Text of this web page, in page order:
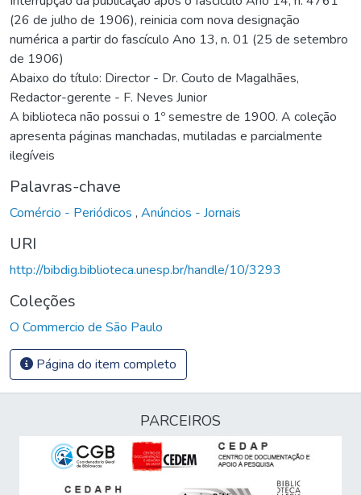
(26 de julho de 1906), reinicia com nova designação
numérica a partir do fascículo Ano 13, n. 01 (25 de setembro
de 1906)
Abaixo do título: Director - Dr. Couto de Magalhães,
Redactor-gerente - F. Neves Junior
A biblioteca não possui o 1º semestre de 1900. A coleção
apresenta páginas manchadas, mutiladas e parcialmente
ilegíveis
Palavras-chave
Comércio - Periódicos , Anúncios - Jornais
URI
http://bibdig.biblioteca.unesp.br/handle/10/3293
Coleções
O Commercio de São Paulo
Página do item completo
PARCEIROS